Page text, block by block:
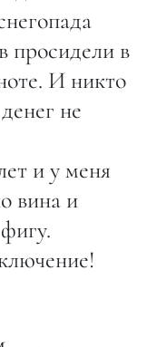
просидели в
И никто
не
и у меня
вина и